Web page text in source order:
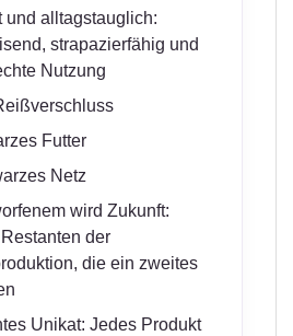
und alltagstauglich:
strapazierfähig und
Nutzung
Futter
Netz
wird Zukunft:
der
die ein zweites
Unikat: Jedes Produkt